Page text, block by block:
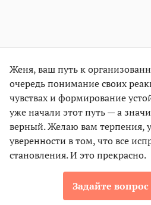
Женя, ваш путь к
очередь понимание своих
чувствах и формирование
уже начали этот путь — а
верный. Желаю вам терпения,
уверенности в том, что все
становления. И это прекрасно.
Задайте вопрос